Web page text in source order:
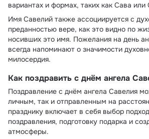
вариантах и формах, таких как Сава или
Имя Савелий также ассоциируется с
преданностью вере, как это видно по
носивших это имя. Пожелания на день
всегда напоминают о значимости
милосердия.
Как поздравить с днём ангела
Поздравление с днём ангела Савелия
личным, так и отправленным на
празднику включает в себя выбор
поздравления, подготовку подарка и
атмосферы.